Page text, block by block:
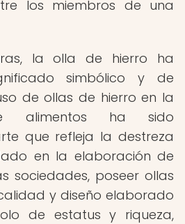
los miembros de una
la olla de hierro ha
simbólico y de
de ollas de hierro en la
alimentos ha sido
que refleja la destreza
en la elaboración de
sociedades, poseer ollas
y diseño elaborado
de estatus y riqueza,